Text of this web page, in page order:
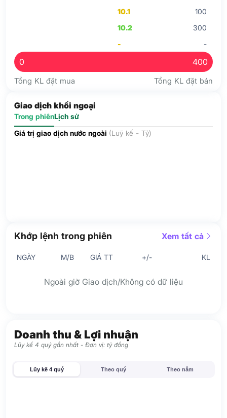
10.1
100
10.2
300
-
-
0 400
Tổng KL đặt mua Tổng KL đặt bán
Giao dịch khối ngoại
Trong phiênLịch sử
Giá trị giao dịch nước ngoài (Luỹ kế - Tỷ)
Khớp lệnh trong phiên Xem tất cả
NGÀY M/B GIÁ TT +/- KL
Ngoài giờ Giao dịch/Không có dữ liệu
Doanh thu & Lợi nhuận
Lũy kế 4 quý gần nhất - Đơn vị: tỷ đồng
Lũy kế 4 quý Theo quý Theo năm